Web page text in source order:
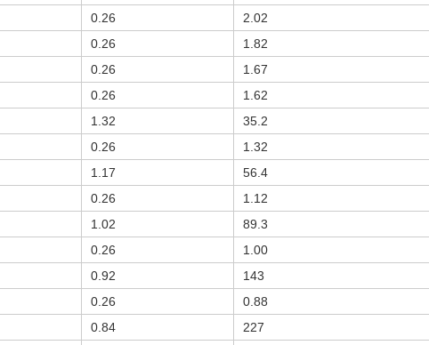
0.26 2.02
0.26 1.82
0.26 1.67
0.26 1.62
1.32 35.2
0.26 1.32
1.17 56.4
0.26 1.12
1.02 89.3
0.26 1.00
0.92 143
0.26 0.88
0.84 227